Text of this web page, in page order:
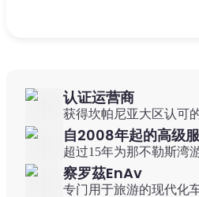
认证运营商
获得坎帕尼亚大区认可
自2008年起的高级
超过15年为那不勒斯湾
察罗茲EnAv
专门用于旅游的现代化